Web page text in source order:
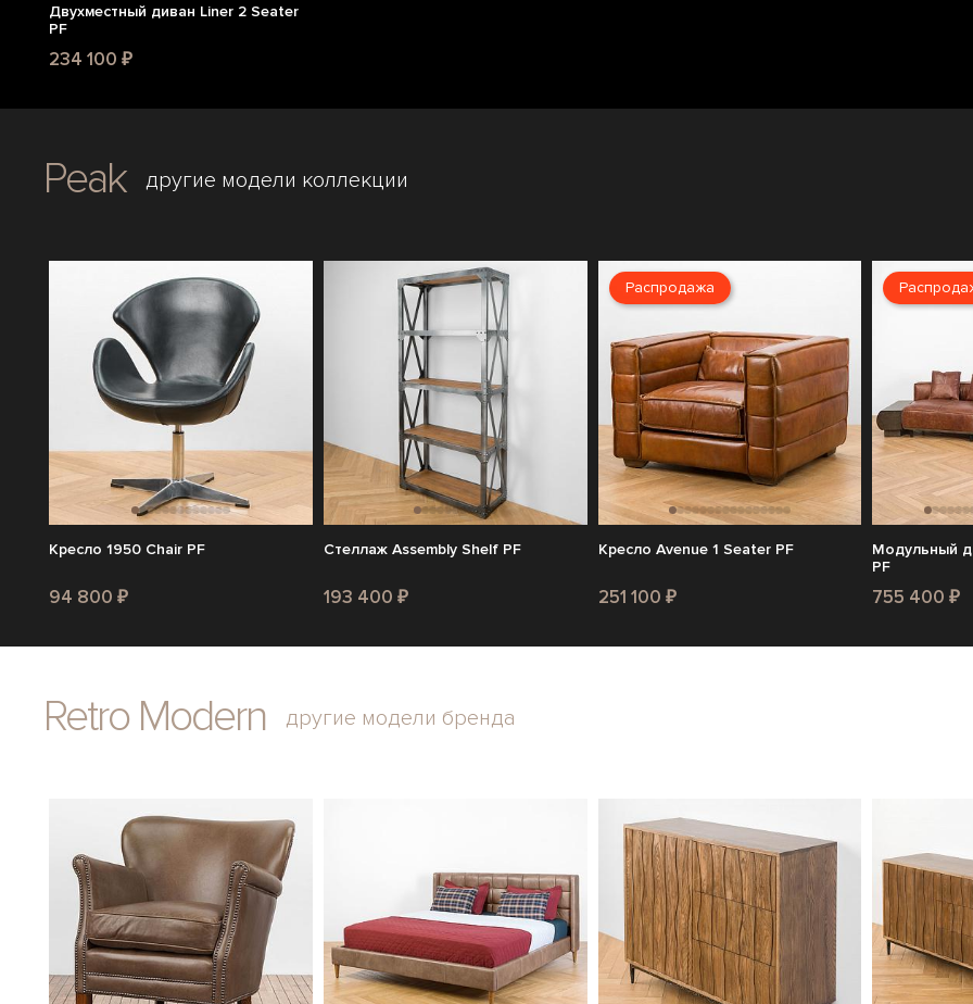
Двухместный диван Liner 2 Seater
PF
234 100 ₽
Peak другие модели коллекции
Кресло 1950 Chair PF
94 800 ₽
Стеллаж Assembly Shelf PF
193 400 ₽
Распродажа
Кресло Avenue 1 Seater PF
251 100 ₽
Модульный
PF
755 400 ₽
Retro Modern другие модели бренда